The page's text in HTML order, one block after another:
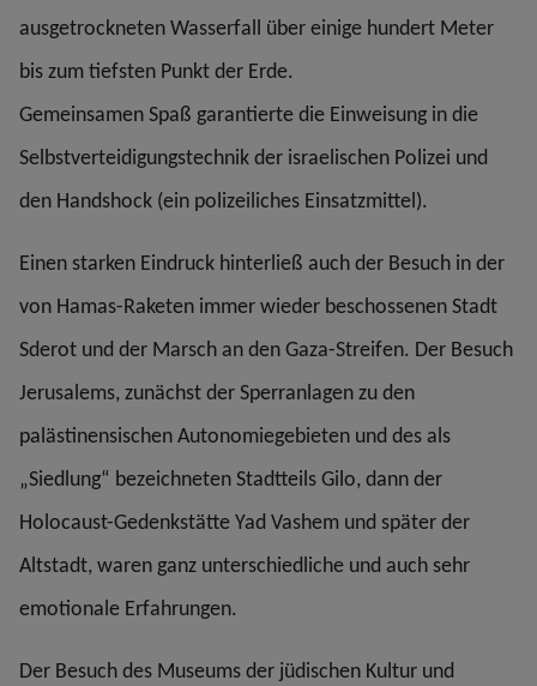
ausgetrockneten Wasserfall über einige hundert Meter
bis zum tiefsten Punkt der Erde.
Gemeinsamen Spaß garantierte die Einweisung in die
Selbstverteidigungstechnik der israelischen Polizei und
den Handshock (ein polizeiliches Einsatzmittel).
Einen starken Eindruck hinterließ auch der Besuch in der
von Hamas-Raketen immer wieder beschossenen Stadt
Sderot und der Marsch an den Gaza-Streifen. Der Besuch
Jerusalems, zunächst der Sperranlagen zu den
palästinensischen Autonomiegebieten und des als
„Siedlung“ bezeichneten Stadtteils Gilo, dann der
Holocaust-Gedenkstätte Yad Vashem und später der
Altstadt, waren ganz unterschiedliche und auch sehr
emotionale Erfahrungen.
Der Besuch des Museums der jüdischen Kultur und